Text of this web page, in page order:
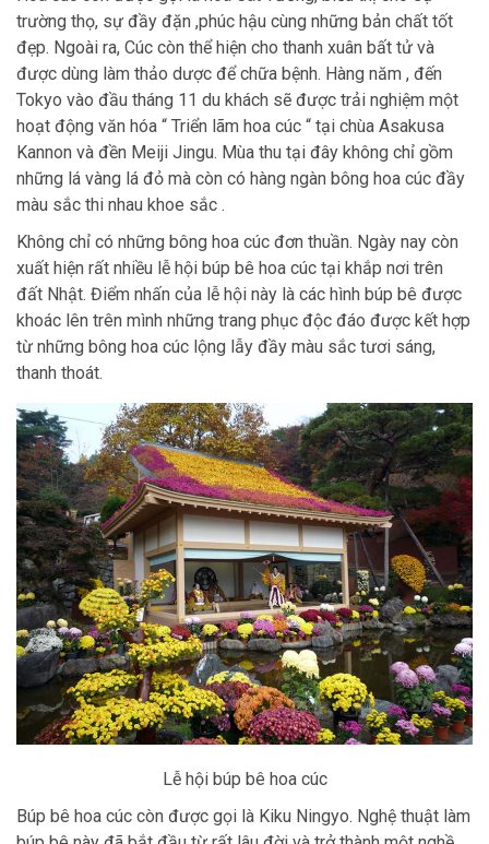
trường thọ, sự đầy đặn ,phúc hậu cùng những bản chất tốt
đẹp. Ngoài ra, Cúc còn thể hiện cho thanh xuân bất tử và
được dùng làm thảo dược để chữa bệnh. Hàng năm , đến
Tokyo vào đầu tháng 11 du khách sẽ được trải nghiệm một
hoạt động văn hóa “ Triển lãm hoa cúc “ tại chùa Asakusa
Kannon và đền Meiji Jingu. Mùa thu tại đây không chỉ gồm
những lá vàng lá đỏ mà còn có hàng ngàn bông hoa cúc đầy
màu sắc thi nhau khoe sắc .
Không chỉ có những bông hoa cúc đơn thuần. Ngày nay còn
xuất hiện rất nhiều lễ hội búp bê hoa cúc tại khắp nơi trên
đất Nhật. Điểm nhấn của lễ hội này là các hình búp bê được
khoác lên trên mình những trang phục độc đáo được kết hợp
từ những bông hoa cúc lộng lẫy đầy màu sắc tươi sáng,
thanh thoát.
Lễ hội búp bê hoa cúc
Búp bê hoa cúc còn được gọi là Kiku Ningyo. Nghệ thuật làm